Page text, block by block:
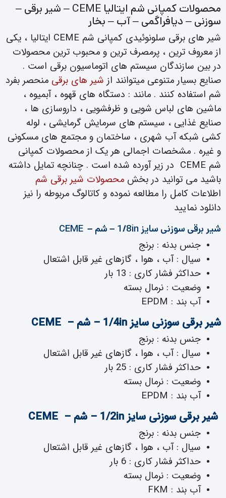
محصولات کمپانی شم ایتالیا CEME – شیر برقی –
سوزنی – دیافراگمی – آب – بخار
شیر های برقی سلونوئیدی کمپانی شم CEME ایتالیا ، یکی
از معروف ترین ، پرمصرف ترین و محبوب ترین محصولات
در بین سازندگان سیستم های اتوماسیون برقی است .
صنایع بسیار متنوعی میتوانند از شیر های برقی منحصر بفرد
شم استفاده کنند . مانند : دستگاه های قهوه ، آبمیوه ،
ماشین های لباس شویی و ظرفشویی ، داروسازی ها ،
صنایع غذایی ، سیستم های سرمایش گرمایشی ، لوله
کشی شبکه آب شهری ، ساختمان و مجتمع های مسکونی
و غیره . مشخصات اجمالی هر یک از محصولات کمپانی
شم CEME در زیر آورده شده است . چنانچه تمایل داشته
باشید می توانید در بخش محصولات شیر برقی شم
اطلاعات کامل را مطالعه نموده و کاتالوگ مربوطه را نیز
دانلود نمایید
شیر برقی سوزنی سایز 1/8in – شم – CEME
جنس بدنه : برنج
سیال : آب ، هوا ، گازهای غیر قابل اشتعال
حداکثر فشار کاری : 13 بار
وضعیت : نرمال بسته
آب بند : EPDM
شیر برقی سوزنی سایز 1/4in – شم – CEME
جنس بدنه : برنج
سیال : آب ، هوا ، گازهای غیر قابل اشتعال
حداکثر فشار کاری : 25 بار
وضعیت : نرمال بسته
آب بند : EPDM
شیر برقی سوزنی سایز 1/2in – شم – CEME
جنس بدنه : برنج
سیال : آب ، هوا ، گازهای غیر قابل اشتعال
حداکثر فشار کاری : 6 بار
وضعیت : نرمال بسته
آب بند : FKM